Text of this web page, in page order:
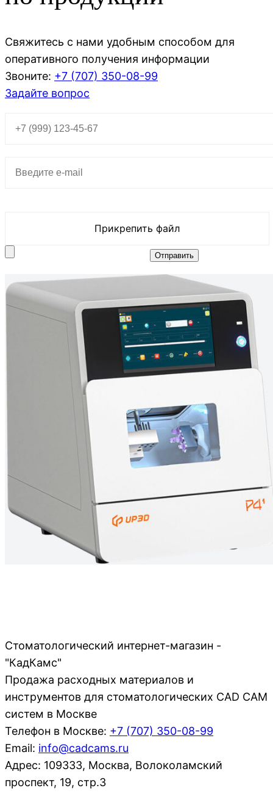
Свяжитесь с нами удобным способом для
оперативного получения информации
Звоните: +7 (707) 350-08-99
Задайте вопрос
Прикрепить файл
Стоматологический интернет-магазин -
"КадКамс"
Продажа расходных материалов и
инструментов для стоматологических CAD CAM
систем в Москве
Телефон в Москве: +7 (707) 350-08-99
Email: info@cadcams.ru
Адрес: 109333, Москва, Волоколамский
проспект, 19, стр.3